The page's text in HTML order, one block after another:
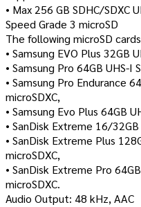
• Max 256 GB SDHC/SDXC
Speed Grade 3 microSD
The following microSD
• Samsung EVO Plus 32GB
• Samsung Pro 64GB UHS-I
• Samsung Pro Endurance
microSDXC,
• Samsung Evo Plus 64GB
• SanDisk Extreme 16/
• SanDisk Extreme Plus
microSDXC,
• SanDisk Extreme Pro
microSDXC.
Audio Output: 48 kHz, AAC